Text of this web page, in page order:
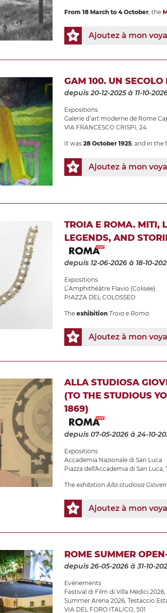
From 18 March to 4 October , the
Ajoutez à mon
GAM 100. UN
depuis 20-12-2025à 11-10-
Expositions
Galerie d’art moderne de Rome
VIA FRANCESCO CRISPI, 24
It was 28 October 1925, and in the
Ajoutez à mon
TROIA E ROMA. MITI,
LEGENDS, AND
depuis 12-06-2026 à 18-10-
Expositions
L’Amphithéâtre Flavio (Colisée)
PIAZZA DEL COLOSSEO
The exhibition Troia e Roma.
Ajoutez à mon
ALLA STUDIOSA
(TO THE STUDIOUS
1869)
depuis 07-05-2026 à 24-10-
Expositions
Accademia Nazionale di San Luca
Piazza dell'Accademia di San Luca,
The exhibition Alla studiosa
Ajoutez à mon
ROME SUMMER
depuis 26-05-2026 à 31-10-
Evénements
Festival di Film di Villa Medici 2026
Summer Arena 2026 Testaccio
VIA DEL FORO ITALICO, 501